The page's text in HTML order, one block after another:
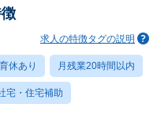
求人の特徴タグの説明
休あり 月残業20時間以内
宅・住宅補助